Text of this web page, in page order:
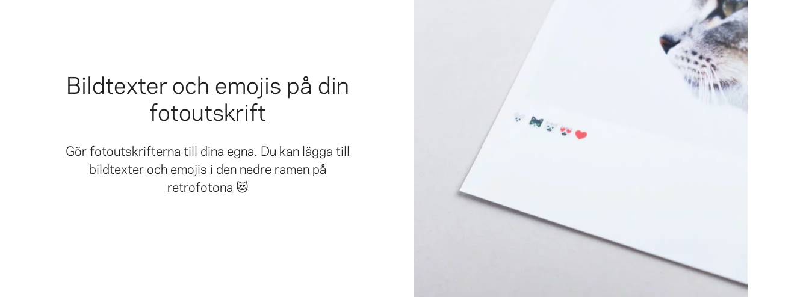
Bildtexter och emojis på din
fotoutskrift
Gör fotoutskrifterna till dina egna. Du kan lägga till
bildtexter och emojis i den nedre ramen på
retrofotona 😻